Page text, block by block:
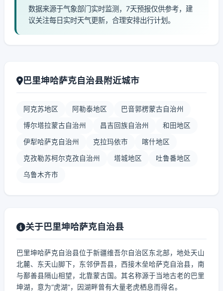
数据来源于气象部门实时监测，7天预报仅供参考，建
议关注每日实时天气更新，合理安排出行计划。
巴里坤哈萨克自治县附近城市
阿克苏地区 阿勒泰地区 巴音郭楞蒙古自治州
博尔塔拉蒙古自治州 昌吉回族自治州 和田地区
伊犁哈萨克自治州 克拉玛依市 喀什地区
克孜勒苏柯尔克孜自治州 塔城地区 吐鲁番地区
乌鲁木齐市
关于巴里坤哈萨克自治县
巴里坤哈萨克自治县位于新疆维吾尔自治区东北部，地处天山
北麓、东天山脚下，东邻伊吾县，西接木垒哈萨克自治县，南
与鄯善县隔山相望，北靠蒙古国。其名称源于当地古老的巴里
坤湖，意为“虎湖”，因湖畔曾有大量老虎栖息而得名。